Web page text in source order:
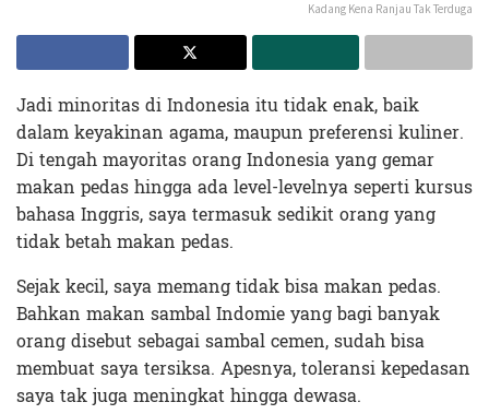
Kadang Kena Ranjau Tak Terduga
Jadi minoritas di Indonesia itu tidak enak, baik
dalam keyakinan agama, maupun preferensi kuliner.
Di tengah mayoritas orang Indonesia yang gemar
makan pedas hingga ada level-levelnya seperti kursus
bahasa Inggris, saya termasuk sedikit orang yang
tidak betah makan pedas.
Sejak kecil, saya memang tidak bisa makan pedas.
Bahkan makan sambal Indomie yang bagi banyak
orang disebut sebagai sambal cemen, sudah bisa
membuat saya tersiksa. Apesnya, toleransi kepedasan
saya tak juga meningkat hingga dewasa.